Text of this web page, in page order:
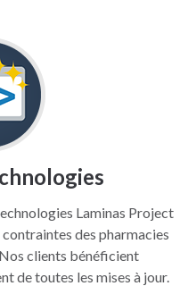
Laminas Project
des pharmacies
clients bénéficient
de toutes les mises à jour.